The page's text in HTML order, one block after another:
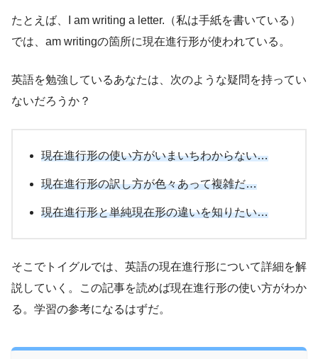
たとえば、I am writing a letter.（私は手紙を書いている）
では、am writingの箇所に現在進行形が使われている。
英語を勉強しているあなたは、次のような疑問を持ってい
ないだろうか？
現在進行形の使い方がいまいちわからない…
現在進行形の訳し方が色々あって複雑だ…
現在進行形と単純現在形の違いを知りたい…
そこでトイグルでは、英語の現在進行形について詳細を解
説していく。この記事を読めば現在進行形の使い方がわか
る。学習の参考になるはずだ。